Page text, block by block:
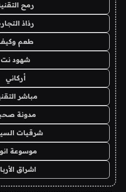
رمح
رذاذ
طعم
شهود نت
أركاني
مباشر
مدونة
شرقيات
موسوعة
اشراق